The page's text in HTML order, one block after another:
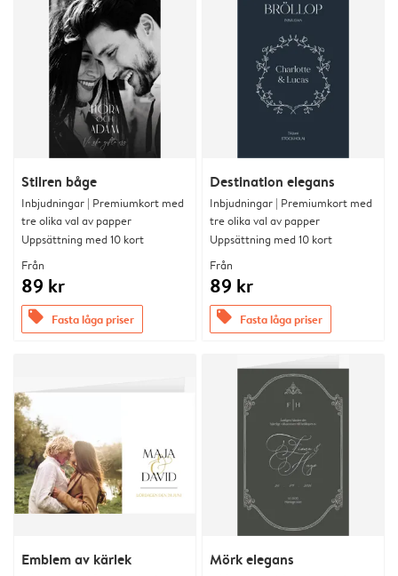
Stilren båge
Inbjudningar | Premiumkort med
tre olika val av papper
Uppsättning med 10 kort
Från
89 kr
offers Fasta låga priser
Destination elegans
Inbjudningar | Premiumkort med
tre olika val av papper
Uppsättning med 10 kort
Från
89 kr
offers Fasta låga priser
Emblem av kärlek Mörk elegans